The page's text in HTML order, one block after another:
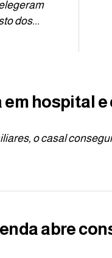
dos...
em hospital
o casal
abre